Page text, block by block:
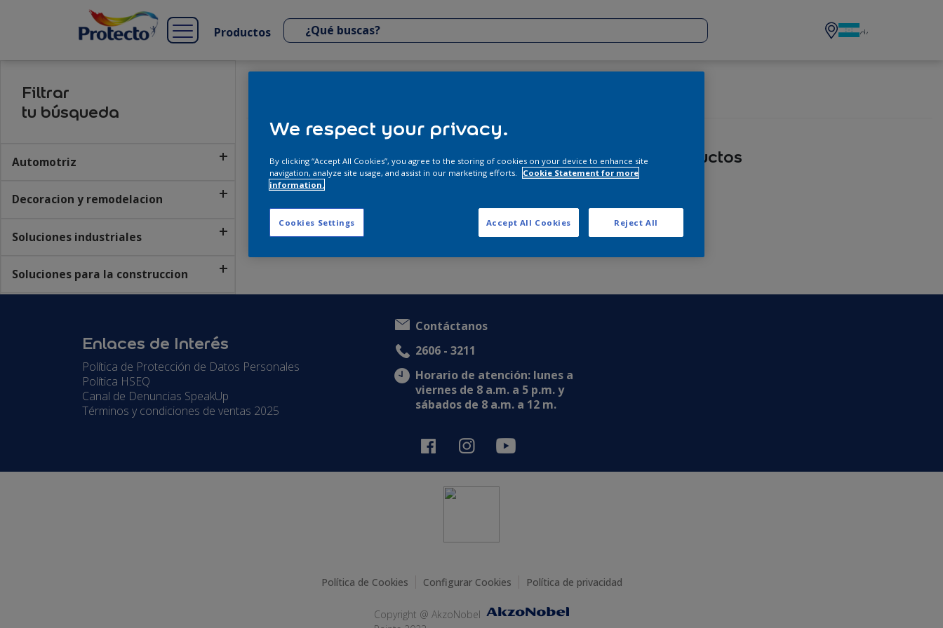
Productos
Filtrar
tu búsqueda
Automotriz
Decoracion y remodelacion
Soluciones industriales
Soluciones para la construccion
Resultados de tu búsqueda: productos
Enlaces de Interés
Política de Protección de Datos Personales
Política HSEQ
Canal de Denuncias SpeakUp
Términos y condiciones de ventas 2025
Contáctanos
2606 - 3211
Horario de atención: lunes a
viernes de 8 a.m. a 5 p.m. y
sábados de 8 a.m. a 12 m.
Política de Cookies Configurar Cookies Política de privacidad
Copyright @ AkzoNobel
We respect your privacy.
By clicking “Accept All Cookies”, you agree to the storing of cookies on your device to enhance site
navigation, analyze site usage, and assist in our marketing efforts.
Cookie Statement for more
information.
Cookies Settings Reject All
Accept All Cookies